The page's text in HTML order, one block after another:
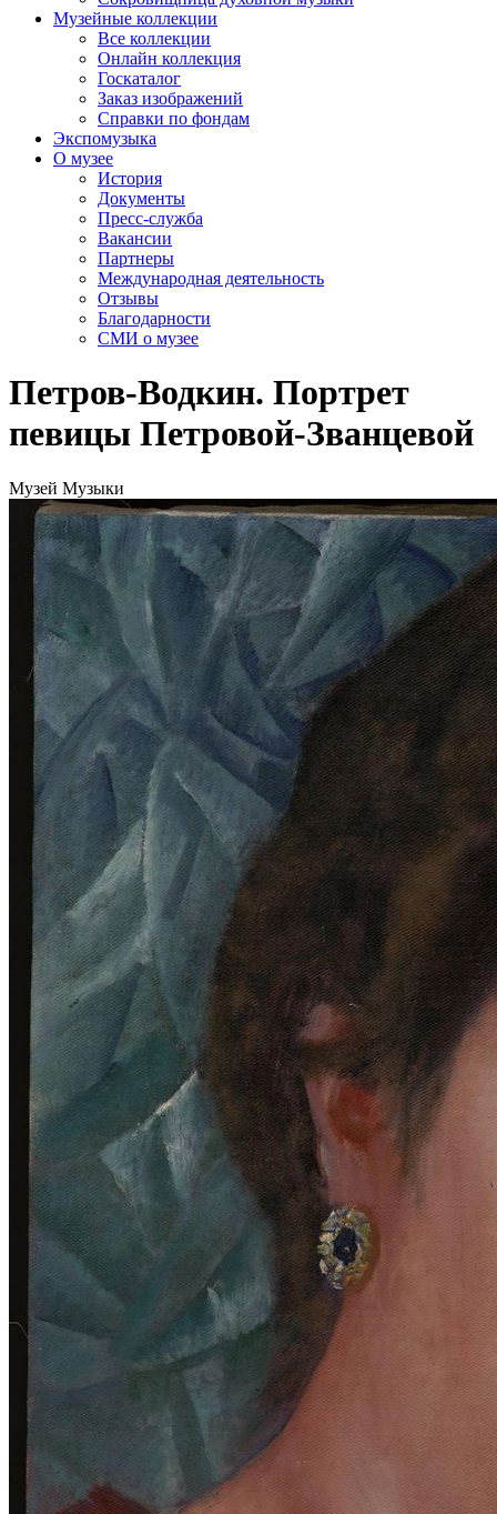
Музейные коллекции
Все коллекции
Онлайн коллекция
Госкаталог
Заказ изображений
Справки по фондам
Экспомузыка
О музее
История
Документы
Пресс-служба
Вакансии
Партнеры
Международная деятельность
Отзывы
Благодарности
СМИ о музее
Петров-Водкин. Портрет
певицы Петровой-Званцевой
Музей Музыки